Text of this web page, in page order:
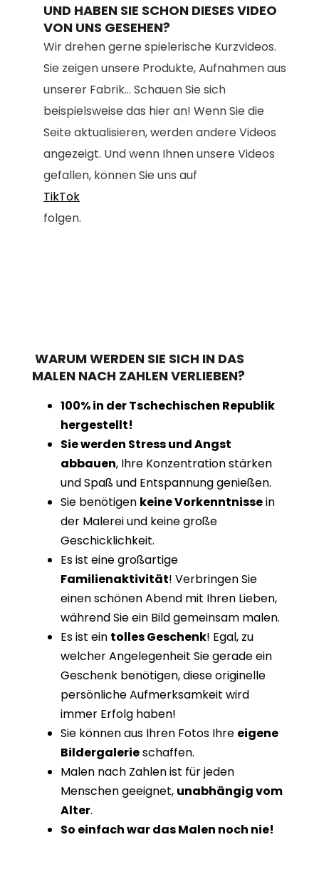
UND HABEN SIE SCHON DIESES VIDEO
VON UNS GESEHEN?
Wir drehen gerne spielerische Kurzvideos.
Sie zeigen unsere Produkte, Aufnahmen aus
unserer Fabrik... Schauen Sie sich
beispielsweise das hier an! Wenn Sie die
Seite aktualisieren, werden andere Videos
angezeigt. Und wenn Ihnen unsere Videos
gefallen, können Sie uns auf
TikTok
folgen.
WARUM WERDEN SIE SICH IN DAS
MALEN NACH ZAHLEN VERLIEBEN?
100% in der Tschechischen Republik
hergestellt!
Sie werden Stress und Angst
abbauen, Ihre Konzentration stärken
und Spaß und Entspannung genießen.
Sie benötigen keine Vorkenntnissein
der Malerei und keine große
Geschicklichkeit.
Es ist eine großartige
Familienaktivität! Verbringen Sie
einen schönen Abend mit Ihren Lieben,
während Sie ein Bild gemeinsam malen.
Es ist ein tolles Geschenk! Egal, zu
welcher Angelegenheit Sie gerade ein
Geschenk benötigen, diese originelle
persönliche Aufmerksamkeit wird
immer Erfolg haben!
Sie können aus Ihren Fotos Ihre eigene
Bildergalerieschaffen.
Malen nach Zahlen ist für jeden
Menschen geeignet, unabhängig vom
Alter.
So einfach war das Malen noch nie!